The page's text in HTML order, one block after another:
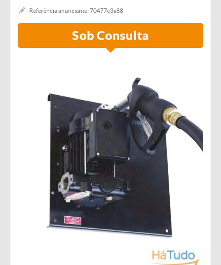
Referência anunciante: 70477e3a88
Sob Consulta